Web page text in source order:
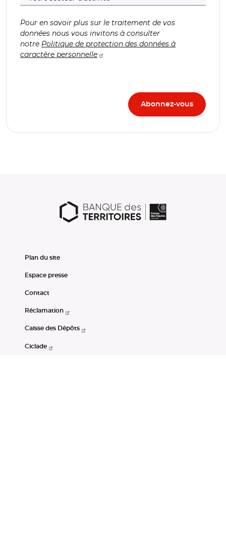
Pour en savoir plus sur le traitement de vos
données nous vous invitons à consulter
notre Politique de protection des données à
caractère personnelle
Plan du site
Espace presse
Contact
Réclamation
Caisse des Dépôts
Ciclade